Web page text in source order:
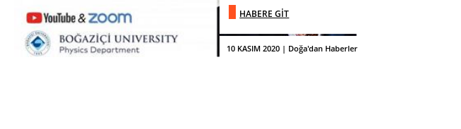
10 KASIM 2020 | Doğa'dan Haberler
HABERE GİT